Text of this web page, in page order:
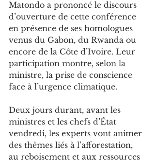
Matondo a prononcé le discours
d’ouverture de cette conférence
en présence de ses homologues
venus du Gabon, du Rwanda ou
encore de la Côte d’Ivoire. Leur
participation montre, selon la
ministre, la prise de conscience
face à l’urgence climatique.
Deux jours durant, avant les
ministres et les chefs d’État
vendredi, les experts vont animer
des thèmes liés à l’afforestation,
au reboisement et aux ressources